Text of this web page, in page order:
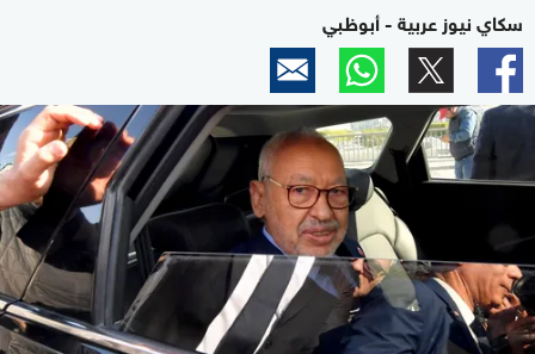
سكاي نيوز عربية - أبوظبي